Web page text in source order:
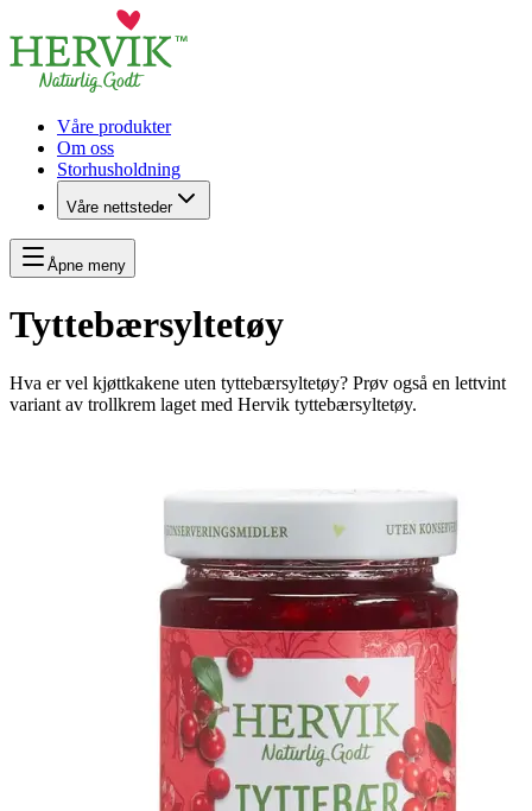
Våre produkter
Om oss
Storhusholdning
Våre nettsteder
Åpne meny
Tyttebærsyltetøy
Hva er vel kjøttkakene uten tyttebærsyltetøy? Prøv også en lettvint
variant av trollkrem laget med Hervik tyttebærsyltetøy.